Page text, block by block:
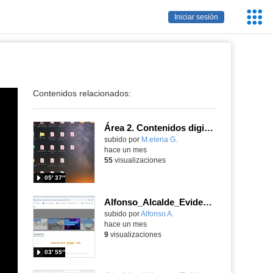
Iniciar sesión
Contenidos relacionados:
Área 2. Contenidos digitales
Contenido educativo.
subido por M.elena G.
05′ 37″
hace un mes
55visualizaciones
Alfonso_Alcalde_EvidenciaArea_3
Contenido educativo.
subido porAlfonso A.
03′ 55″
hace un mes
9visualizaciones